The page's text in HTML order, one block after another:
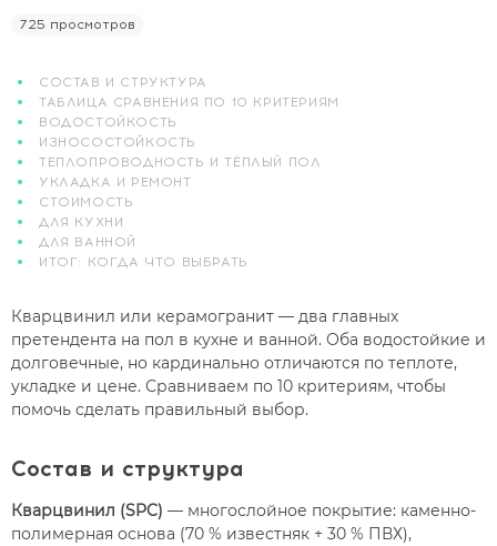
725 просмотров
СОСТАВ И СТРУКТУРА
ТАБЛИЦА СРАВНЕНИЯ ПО 10 КРИТЕРИЯМ
ВОДОСТОЙКОСТЬ
ИЗНОСОСТОЙКОСТЬ
ТЕПЛОПРОВОДНОСТЬ И ТЁПЛЫЙ ПОЛ
УКЛАДКА И РЕМОНТ
СТОИМОСТЬ
ДЛЯ КУХНИ
ДЛЯ ВАННОЙ
ИТОГ: КОГДА ЧТО ВЫБРАТЬ
Кварцвинил или керамогранит — два главных
претендента на пол в кухне и ванной. Оба водостойкие и
долговечные, но кардинально отличаются по теплоте,
укладке и цене. Сравниваем по 10 критериям, чтобы
помочь сделать правильный выбор.
Состав и структура
Кварцвинил (SPC) — многослойное покрытие: каменно-
полимерная основа (70 % известняк + 30 % ПВХ),